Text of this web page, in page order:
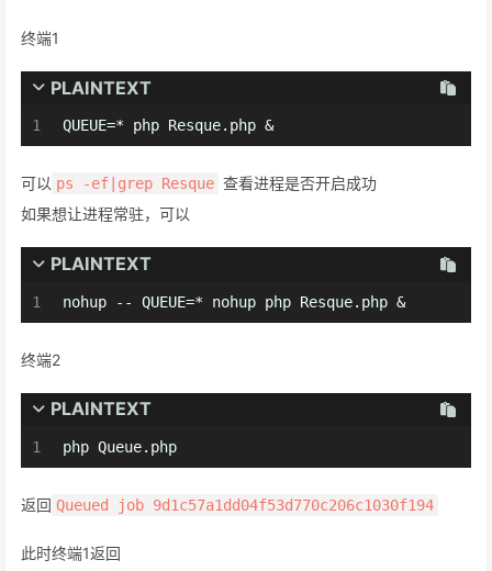
终端1
PLAINTEXT
1 QUEUE=* php Resque.php &
可以 ps -ef|grep Resque 查看进程是否开启成功
如果想让进程常驻，可以
PLAINTEXT
1 nohup -- QUEUE=* nohup php Resque.php &
终端2
PLAINTEXT
1 php Queue.php
返回 Queued job 9d1c57a1dd04f53d770c206c1030f194
此时终端1返回